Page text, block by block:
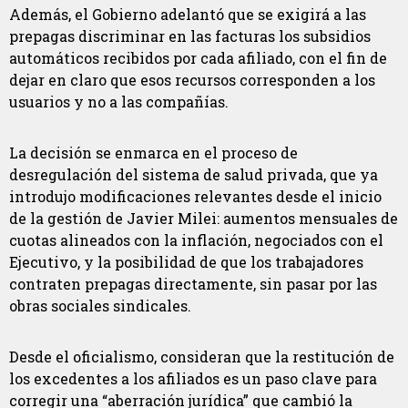
Además, el Gobierno adelantó que se exigirá a las
prepagas discriminar en las facturas los subsidios
automáticos recibidos por cada afiliado, con el fin de
dejar en claro que esos recursos corresponden a los
usuarios y no a las compañías.
La decisión se enmarca en el proceso de
desregulación del sistema de salud privada, que ya
introdujo modificaciones relevantes desde el inicio
de la gestión de Javier Milei: aumentos mensuales de
cuotas alineados con la inflación, negociados con el
Ejecutivo, y la posibilidad de que los trabajadores
contraten prepagas directamente, sin pasar por las
obras sociales sindicales.
Desde el oficialismo, consideran que la restitución de
los excedentes a los afiliados es un paso clave para
corregir una “aberración jurídica” que cambió la